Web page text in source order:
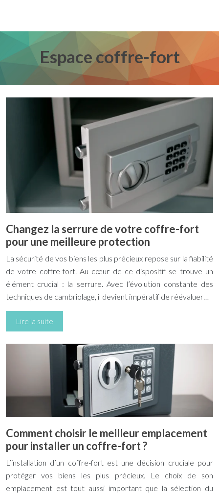
Espace coffre-fort
Changez la serrure de votre coffre-fort
pour une meilleure protection
La sécurité de vos biens les plus précieux repose sur la fiabilité
de votre coffre-fort. Au cœur de ce dispositif se trouve un
élément crucial : la serrure. Avec l’évolution constante des
techniques de cambriolage, il devient impératif de réévaluer…
Lire la suite
Comment choisir le meilleur emplacement
pour installer un coffre-fort ?
L’installation d’un coffre-fort est une décision cruciale pour
protéger vos biens les plus précieux. Le choix de son
emplacement est tout aussi important que la sélection du